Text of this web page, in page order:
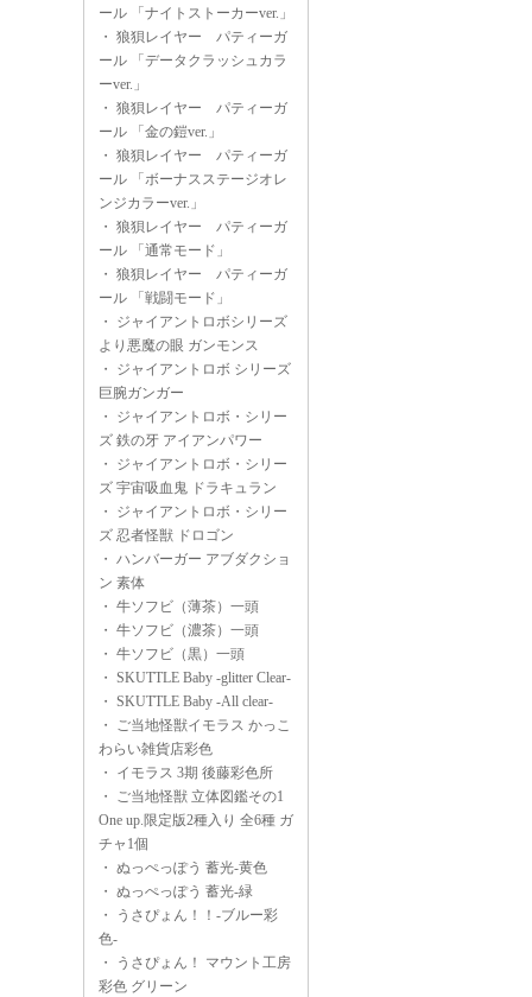
ール 「ナイトストーカーver.」
・ 狼狽レイヤー パティーガ
ール 「データクラッシュカラ
ーver.」
・ 狼狽レイヤー パティーガ
ール 「金の鎧ver.」
・ 狼狽レイヤー パティーガ
ール 「ボーナスステージオレ
ンジカラーver.」
・ 狼狽レイヤー パティーガ
ール 「通常モード」
・ 狼狽レイヤー パティーガ
ール 「戦闘モード」
・ ジャイアントロボシリーズ
より悪魔の眼 ガンモンス
・ ジャイアントロボ シリーズ
巨腕ガンガー
・ ジャイアントロボ・シリー
ズ 鉄の牙 アイアンパワー
・ ジャイアントロボ・シリー
ズ 宇宙吸血鬼 ドラキュラン
・ ジャイアントロボ・シリー
ズ 忍者怪獣 ドロゴン
・ ハンバーガー アブダクショ
ン 素体
・ 牛ソフビ（薄茶）一頭
・ 牛ソフビ（濃茶）一頭
・ 牛ソフビ（黒）一頭
・ SKUTTLE Baby -glitter Clear-
・ SKUTTLE Baby -All clear-
・ ご当地怪獣イモラス かっこ
わらい雑貨店彩色
・ イモラス 3期 後藤彩色所
・ ご当地怪獣 立体図鑑その1
One up.限定版2種入り 全6種 ガ
チャ1個
・ ぬっぺっぽう 蓄光-黄色
・ ぬっぺっぽう 蓄光-緑
・
うさぴょん！！-ブルー彩
色-
・
うさぴょん！ マウント工房
彩色 グリーン